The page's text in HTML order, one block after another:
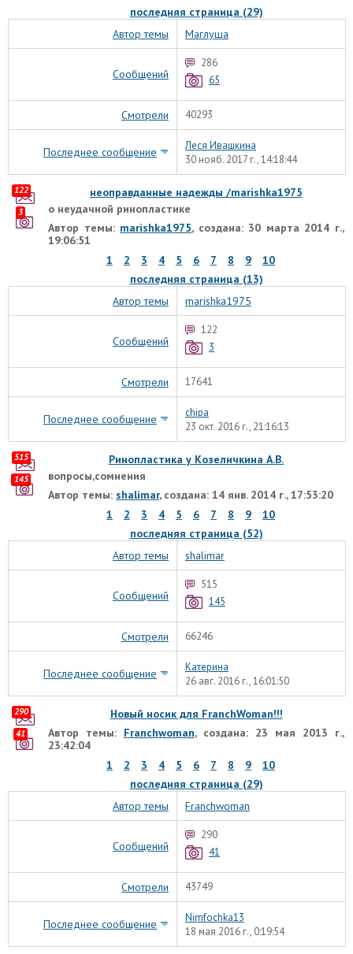
последняя страница (29)
Автор темы Маглуша
Сообщений
286
65
Смотрели 40293
Последнее сообщение
Леся Ивашкина
30 нояб. 2017 г., 14:18:44
неоправданные надежды /marishka1975
о неудачной ринопластике
Автор темы: marishka1975, создана: 30 марта 2014 г.,
19:06:51
1
2 3 4 5 6 7 8 9
10
последняя страница (13)
122
3
Автор темы marishka1975
Сообщений
122
3
Смотрели 17641
Последнее сообщение
chipa
23 окт. 2016 г., 21:16:13
Ринопластика у Козеличкина А.В.
вопросы,сомнения
Автор темы: shalimar, создана: 14 янв. 2014 г., 17:53:20
1
2 3 4 5 6 7 8 9
10
последняя страница (52)
515
145
Автор темы shalimar
Сообщений
515
145
Смотрели 66246
Последнее сообщение
Катерина
26 авг. 2016 г., 16:01:50
Новый носик для FranchWoman!!!
Автор темы: Franchwoman, создана: 23 мая 2013 г.,
23:42:04
1
2 3 4 5 6 7 8 9
10
последняя страница (29)
290
41
Автор темы Franchwoman
Сообщений
290
41
Смотрели 43749
Последнее сообщение
Nimfochka13
18 мая 2016 г., 0:19:54